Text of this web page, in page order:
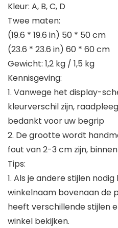
Kleur: A, B, C, D
Twee maten:
(19.6 * 19.6 in) 50 * 50 cm
(23.6 * 23.6 in) 60 * 60 cm
Gewicht: 1,2 kg / 1,5 kg
Kennisgeving:
1. Vanwege het display-
kleurverschil zijn,
bedankt voor uw begrip
2. De grootte wordt
fout van 2-3 cm zijn,
Tips:
1. Als je andere stijlen
winkelnaam bovenaan de
heeft verschillende stijlen
winkel bekijken.